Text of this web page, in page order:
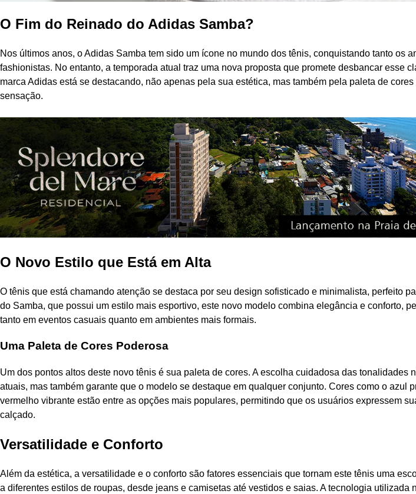
O Fim do Reinado do Adidas Samba?
Nos últimos anos, o Adidas Samba tem sido um ícone no mundo dos tênis, conquistando tanto os
fashionistas. No entanto, a temporada atual traz uma nova proposta que promete desbancar esse
marca Adidas está se destacando, não apenas pela sua estética, mas também pela paleta de
sensação.
O Novo Estilo que Está em Alta
O tênis que está chamando atenção se destaca por seu design sofisticado e minimalista, perfeito
do Samba, que possui um estilo mais esportivo, este novo modelo combina elegância e conforto,
tanto em eventos casuais quanto em ambientes mais formais.
Uma Paleta de Cores Poderosa
Um dos pontos altos deste novo tênis é sua paleta de cores. A escolha cuidadosa das tonalidades
atuais, mas também garante que o modelo se destaque em qualquer conjunto. Cores como o azul
vermelho vibrante estão entre as opções mais populares, permitindo que os usuários expressem
calçado.
Versatilidade e Conforto
Além da estética, a versatilidade e o conforto são fatores essenciais que tornam este tênis uma
a diferentes estilos de roupas, desde jeans e camisetas até vestidos e saias. A tecnologia utilizada